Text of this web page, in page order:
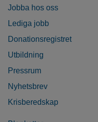
Jobba hos oss
Lediga jobb
Donationsregistret
Utbildning
Pressrum
Nyhetsbrev
Krisberedskap